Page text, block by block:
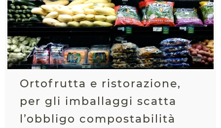
Ortofrutta e ristorazione,
per gli imballaggi scatta
l’obbligo compostabilità